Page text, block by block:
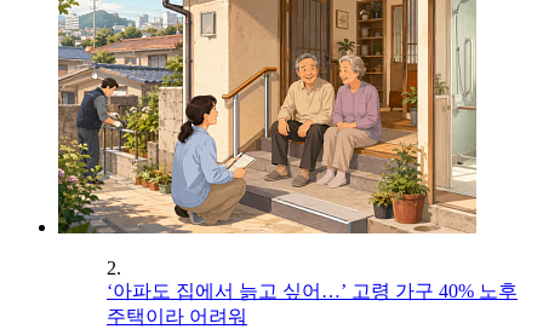
2.
‘아파도 집에서 늙고 싶어…’ 고령 가구 40% 노후
주택이라 어려워